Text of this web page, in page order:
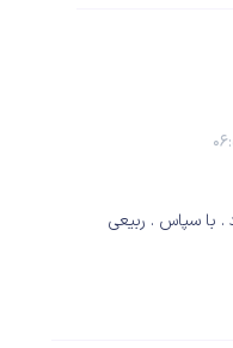
. با سپاس . ربیعی